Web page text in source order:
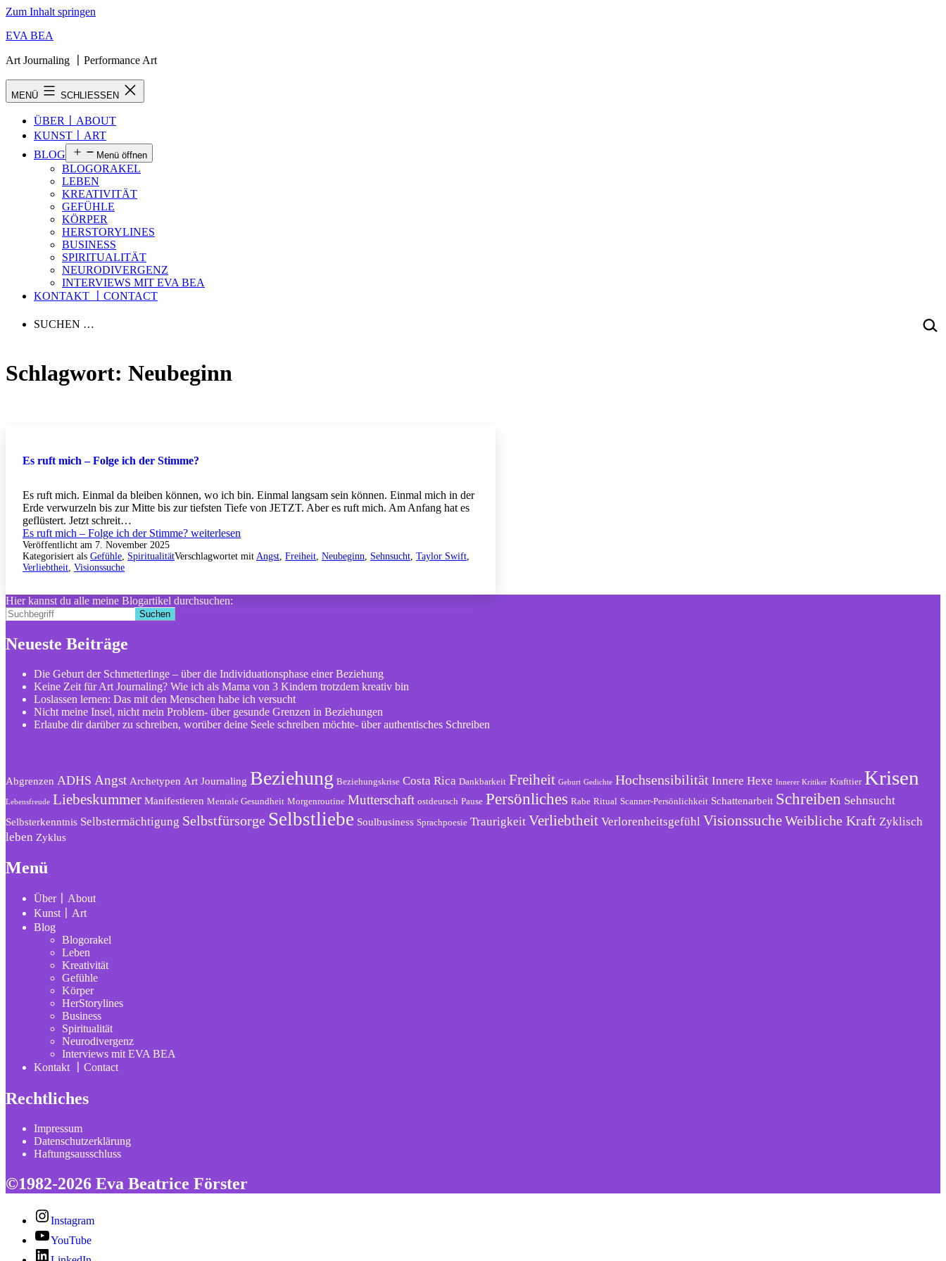
Zum Inhalt springen
EVA BEA
Art Journaling 〡Performance Art
MENÜ SCHLIESSEN
ÜBER〡ABOUT
KUNST〡ART
BLOG
Menü öffnen
BLOGORAKEL
LEBEN
KREATIVITÄT
GEFÜHLE
KÖRPER
HERSTORYLINES
BUSINESS
SPIRITUALITÄT
NEURODIVERGENZ
INTERVIEWS MIT EVA BEA
KONTAKT 〡CONTACT
SUCHEN …
Schlagwort: Neubeginn
Es ruft mich – Folge ich der Stimme?
Es ruft mich. Einmal da bleiben können, wo ich bin. Einmal langsam sein können. Einmal mich in der
Erde verwurzeln bis zur Mitte bis zur tiefsten Tiefe von JETZT. Aber es ruft mich. Am Anfang hat es
geflüstert. Jetzt schreit…
Es ruft mich – Folge ich der Stimme? weiterlesen
Veröffentlicht am 7. November 2025
Kategorisiert als Gefühle, SpiritualitätVerschlagwortet mit Angst, Freiheit, Neubeginn, Sehnsucht, Taylor Swift,
Verliebtheit, Visionssuche
Hier kannst du alle meine Blogartikel durchsuchen:
Suchen
Neueste Beiträge
Die Geburt der Schmetterlinge – über die Individuationsphase einer Beziehung
Keine Zeit für Art Journaling? Wie ich als Mama von 3 Kindern trotzdem kreativ bin
Loslassen lernen: Das mit den Menschen habe ich versucht
Nicht meine Insel, nicht mein Problem- über gesunde Grenzen in Beziehungen
Erlaube dir darüber zu schreiben, worüber deine Seele schreiben möchte- über authentisches Schreiben
Abgrenzen ADHS Angst Archetypen Art Journaling Beziehung Beziehungskrise Costa Rica Dankbarkeit Freiheit Geburt Gedichte Hochsensibilität Innere Hexe Innerer Kritiker Krafttier Krisen
Lebensfreude Liebeskummer Manifestieren Mentale Gesundheit Morgenroutine Mutterschaft ostdeutsch Pause Persönliches Rabe Ritual Scanner-Persönlichkeit Schattenarbeit Schreiben Sehnsucht
Selbsterkenntnis Selbstermächtigung Selbstfürsorge Selbstliebe Soulbusiness Sprachpoesie Traurigkeit Verliebtheit Verlorenheitsgefühl VisionssucheWeibliche Kraft Zyklisch
leben Zyklus
Menü
Über〡About
Kunst〡Art
Blog
Blogorakel
Leben
Kreativität
Gefühle
Körper
HerStorylines
Business
Spiritualität
Neurodivergenz
Interviews mit EVA BEA
Kontakt 〡Contact
Rechtliches
Impressum
Datenschutzerklärung
Haftungsausschluss
©1982-2026 Eva Beatrice Förster
Instagram
YouTube